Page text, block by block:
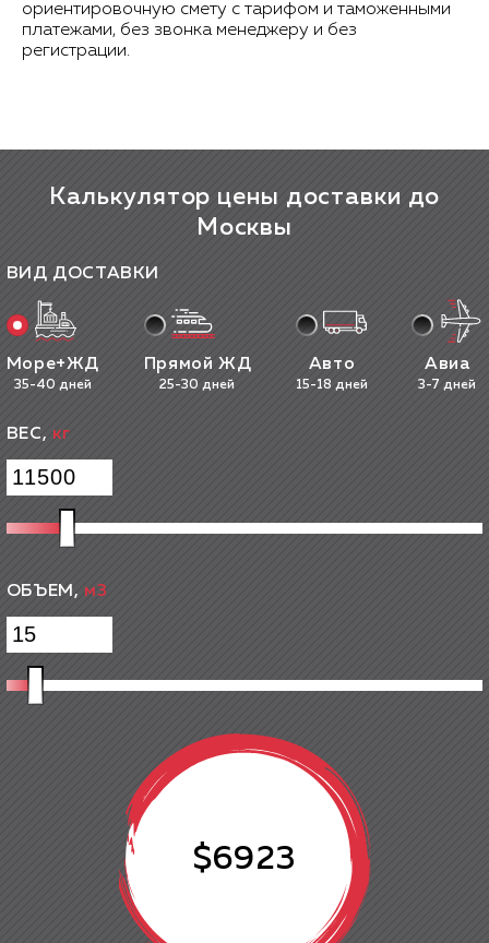
ориентировочную смету с тарифом и таможенными
платежами, без звонка менеджеру и без
регистрации.
Калькулятор цены доставки до
Москвы
ВИД ДОСТАВКИ
Море+ЖД
35-40 дней
Прямой ЖД
25-30 дней
Авто
15-18 дней
Авиа
3-7 дней
ВЕС, кг
ОБЪЕМ, м3
$6923